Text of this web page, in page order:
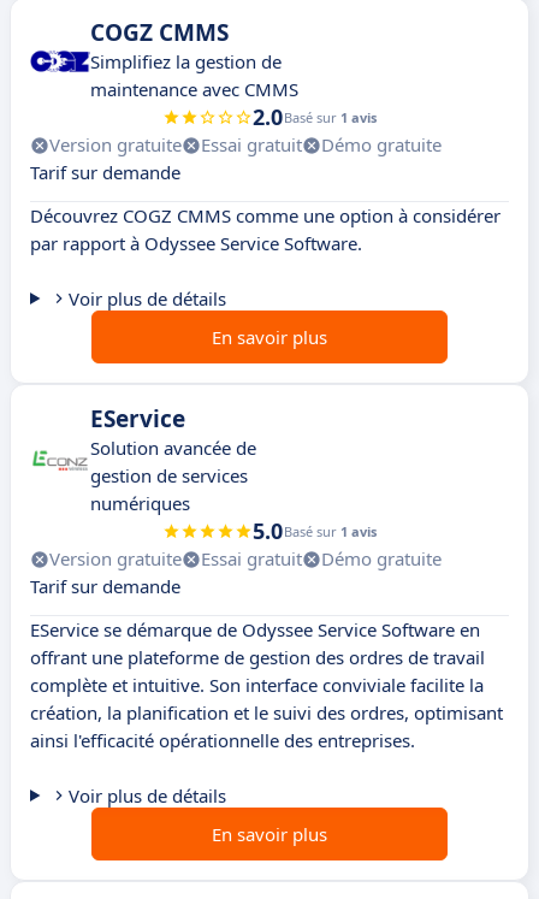
COGZ CMMS
Simplifiez la gestion de
maintenance avec CMMS
2.0Basé sur 1 avis
Version gratuite Essai gratuit
Démo gratuite
Tarif sur demande
Découvrez COGZ CMMS comme une option à considérer
par rapport à Odyssee Service Software.
Voir plus de détails
En savoir plus
EService
Solution avancée de
gestion de services
numériques
5.0Basé sur 1 avis
Version gratuite Essai gratuit
Démo gratuite
Tarif sur demande
EService se démarque de Odyssee Service Software en
offrant une plateforme de gestion des ordres de travail
complète et intuitive. Son interface conviviale facilite la
création, la planification et le suivi des ordres, optimisant
ainsi l'efficacité opérationnelle des entreprises.
Voir plus de détails
En savoir plus